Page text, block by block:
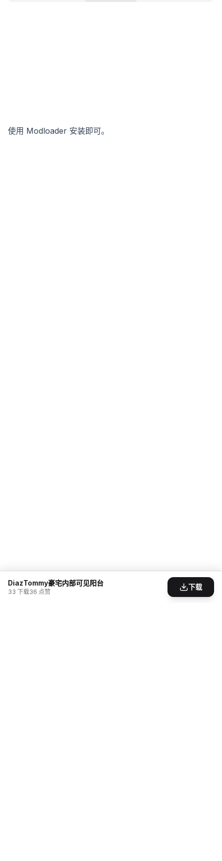
使用 Modloader 安装即可。
DiazTommy豪宅内部可见阳台
33 下载36 点赞
下载